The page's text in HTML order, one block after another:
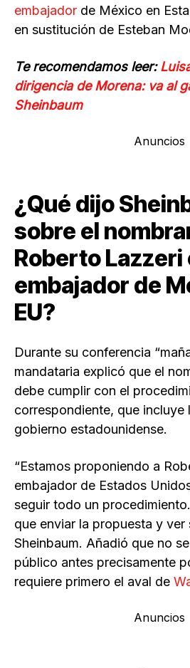
embajador de México en
en sustitución de Esteban
Te recomendamos leer:
dirigencia de Morena: va al
Sheinbaum
Anuncios
¿Qué dijo
sobre el
Roberto Lazzeri
embajador de
EU?
Durante su conferencia
mandataria explicó que el
debe cumplir con el
correspondiente, que incluye
gobierno estadounidense.
“Estamos proponiendo a
embajador de Estados
seguir todo un
que enviar la propuesta y ver
Sheinbaum. Añadió que no
público antes precisamente
requiere primero el aval de
Anuncios